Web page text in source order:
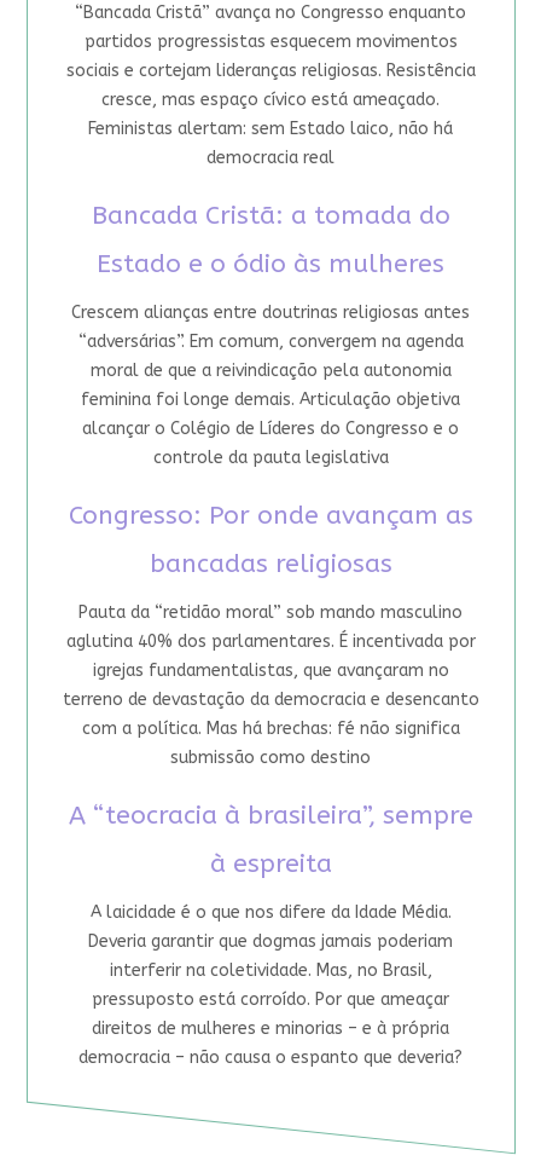
“Bancada Cristã” avança no Congresso enquanto
partidos progressistas esquecem movimentos
sociais e cortejam lideranças religiosas. Resistência
cresce, mas espaço cívico está ameaçado.
Feministas alertam: sem Estado laico, não há
democracia real
Bancada Cristã: a tomada do
Estado e o ódio às mulheres
Crescem alianças entre doutrinas religiosas antes
“adversárias”. Em comum, convergem na agenda
moral de que a reivindicação pela autonomia
feminina foi longe demais. Articulação objetiva
alcançar o Colégio de Líderes do Congresso e o
controle da pauta legislativa
Congresso: Por onde avançam as
bancadas religiosas
Pauta da “retidão moral” sob mando masculino
aglutina 40% dos parlamentares. É incentivada por
igrejas fundamentalistas, que avançaram no
terreno de devastação da democracia e desencanto
com a política. Mas há brechas: fé não significa
submissão como destino
A “teocracia à brasileira”, sempre
à espreita
A laicidade é o que nos difere da Idade Média.
Deveria garantir que dogmas jamais poderiam
interferir na coletividade. Mas, no Brasil,
pressuposto está corroído. Por que ameaçar
direitos de mulheres e minorias – e à própria
democracia – não causa o espanto que deveria?